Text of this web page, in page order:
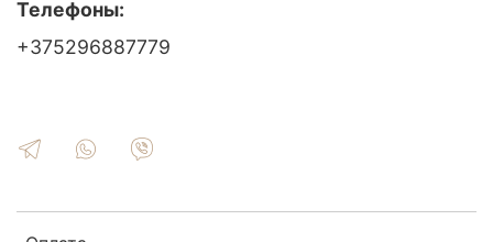
Телефоны:
+375296887779